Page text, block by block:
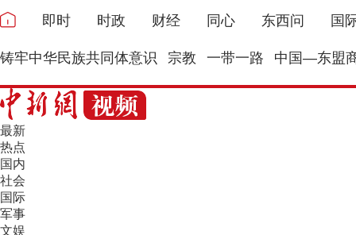
即时 时政 财经 同心 东西问 国
铸牢中华民族共同体意识 宗教 一带一路 中国—东盟
最新
热点
国内
社会
国际
军事
文娱